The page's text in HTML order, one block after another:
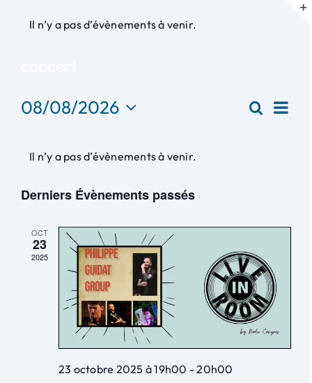
Il n’y a pas d’évènements à venir.
Mois
08/08/2026
une
date.
Il n’y a pas d’évènements à venir.
Derniers Évènements passés
OCT
23
2025
23 octobre 2025 à 19h00 -20h00